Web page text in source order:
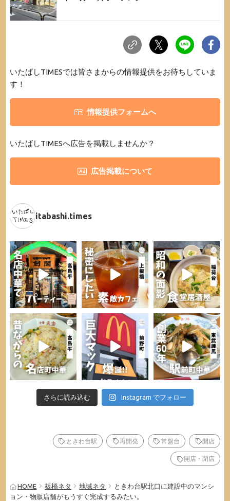
いたばしTIMESでは皆さまからの情報提供をお待ちしていま
す！
情報提供フォームへ
いたばしTIMESへ広告を掲載しませんか？
広告掲載について
itabashi.times
さらに読み込む Instagram でフォロー
ときわ台駅 再開発 常盤台 開店
開店・閉店
HOME 板橋ネタ 地域ネタ
ときわ台駅北口に建設中のマンシ
ョン・物販店舗がもうすぐ完成するみたい。